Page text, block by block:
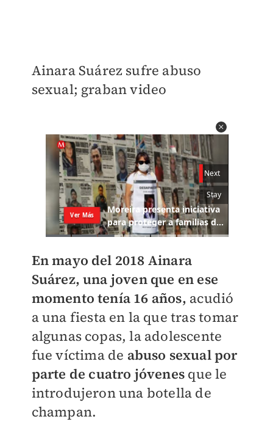
Ainara Suárez sufre abuso
sexual; graban video
En mayo del 2018 Ainara
Suárez, una joven que en ese
momento tenía 16 años, acudió
a una fiesta en la que tras tomar
algunas copas, la adolescente
fue víctima de abuso sexual por
parte de cuatro jóvenes que le
introdujeron una botella de
champan.